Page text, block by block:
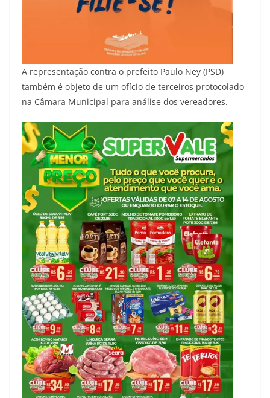
A representação contra o prefeito Paulo Ney (PSD)
também é objeto de um ofício de terceiros protocolado
na Câmara Municipal para análise dos vereadores.